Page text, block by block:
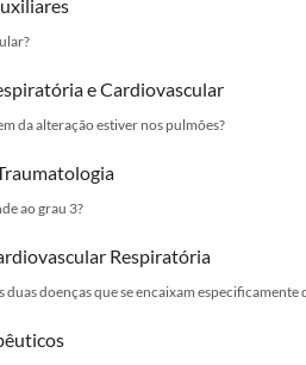
e Cardiovascular
da alteração estiver nos pulmões?
ao grau 3?
Respiratória
doenças que se encaixam especificamente